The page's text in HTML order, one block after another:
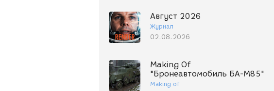
Август 2026
Журнал
02.08.2026
Making Of
"Бронеавтомобиль БА-М85"
Making of